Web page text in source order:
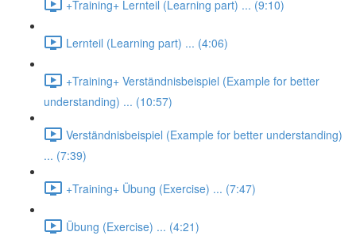
+Training+ Lernteil (Learning part) ... (9:10)
Lernteil (Learning part) ... (4:06)
+Training+ Verständnisbeispiel (Example for better
understanding) ... (10:57)
Verständnisbeispiel (Example for better understanding)
... (7:39)
+Training+ Übung (Exercise) ... (7:47)
Übung (Exercise) ... (4:21)